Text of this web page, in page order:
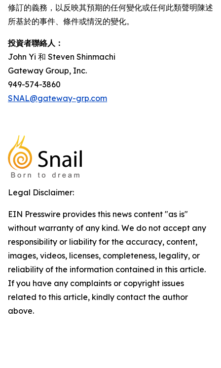
修訂的義務，以反映其預期的任何變化或任何此類聲明陳述
所基於的事件、條件或情況的變化。
投資者聯絡人：
John Yi 和 Steven Shinmachi
Gateway Group, Inc.
949-574-3860
SNAL@gateway-grp.com
Legal Disclaimer:
EIN Presswire provides this news content "as is"
without warranty of any kind. We do not accept any
responsibility or liability for the accuracy, content,
images, videos, licenses, completeness, legality, or
reliability of the information contained in this article.
If you have any complaints or copyright issues
related to this article, kindly contact the author
above.